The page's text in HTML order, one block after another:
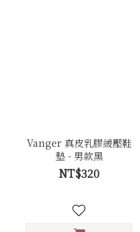
Vanger 真皮乳膠緩壓鞋
墊 - 男款黑
NT$320